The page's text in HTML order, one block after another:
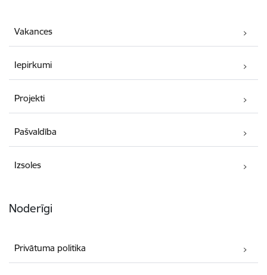
Vakances
Iepirkumi
Projekti
Pašvaldība
Izsoles
Noderīgi
Privātuma politika